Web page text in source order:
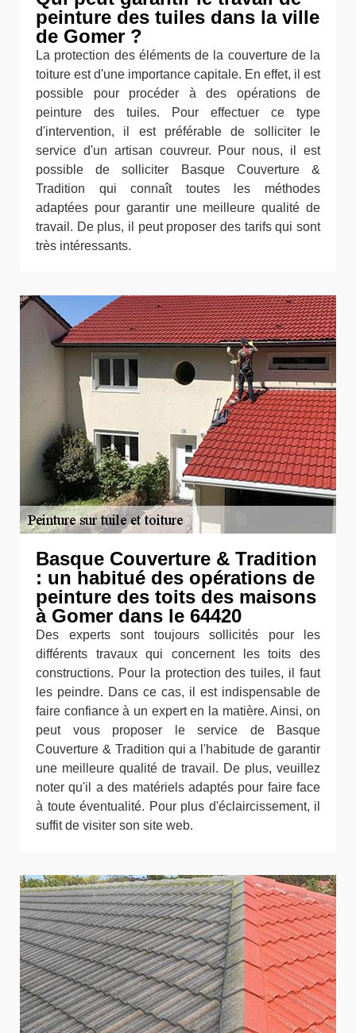
peinture des tuiles dans la ville
de Gomer ?
La protection des éléments de la couverture de la
toiture est d'une importance capitale. En effet, il est
possible pour procéder à des opérations de
peinture des tuiles. Pour effectuer ce type
d'intervention, il est préférable de solliciter le
service d'un artisan couvreur. Pour nous, il est
possible de solliciter Basque Couverture &
Tradition qui connaît toutes les méthodes
adaptées pour garantir une meilleure qualité de
travail. De plus, il peut proposer des tarifs qui sont
très intéressants.
Basque Couverture & Tradition
: un habitué des opérations de
peinture des toits des maisons
à Gomer dans le 64420
Des experts sont toujours sollicités pour les
différents travaux qui concernent les toits des
constructions. Pour la protection des tuiles, il faut
les peindre. Dans ce cas, il est indispensable de
faire confiance à un expert en la matière. Ainsi, on
peut vous proposer le service de Basque
Couverture & Tradition qui a l'habitude de garantir
une meilleure qualité de travail. De plus, veuillez
noter qu'il a des matériels adaptés pour faire face
à toute éventualité. Pour plus d'éclaircissement, il
suffit de visiter son site web.